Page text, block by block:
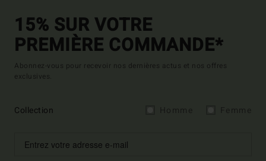
15% SUR VOTRE
PREMIÈRE COMMANDE*
Abonnez-vous pour recevoir nos dernières actus et nos offres
exclusives.
Collection